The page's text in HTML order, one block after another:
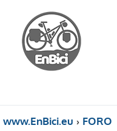
www.EnBici.eu FORO